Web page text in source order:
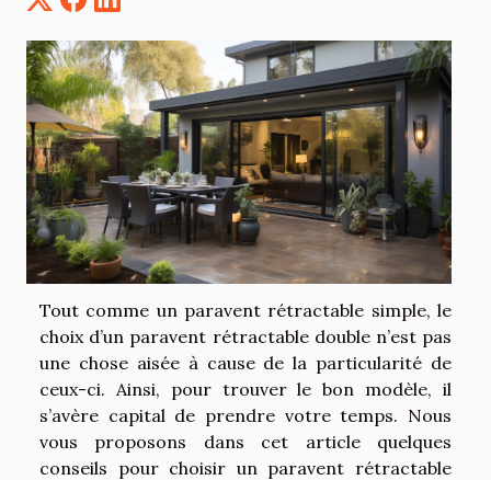
Tout comme un paravent rétractable simple, le
choix d’un paravent rétractable double n’est pas
une chose aisée à cause de la particularité de
ceux-ci. Ainsi, pour trouver le bon modèle, il
s’avère capital de prendre votre temps. Nous
vous proposons dans cet article quelques
conseils pour choisir un paravent rétractable